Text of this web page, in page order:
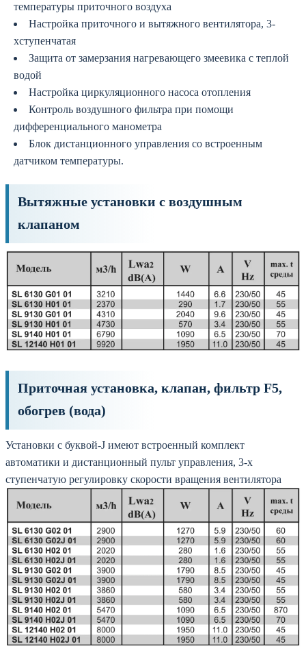
температуры приточного воздуха
Настройка приточного и вытяжного вентилятора, 3-
хступенчатая
Защита от замерзания нагревающего змеевика с теплой
водой
Настройка циркуляционного насоса отопления
Контроль воздушного фильтра при помощи
дифференциального манометра
Блок дистанционного управления со встроенным
датчиком температуры.
Вытяжные установки с воздушным
клапаном
Приточная установка, клапан, фильтр F5,
обогрев (вода)
Установки с буквой-J имеют встроенный комплект
автоматики и дистанционный пульт управления, 3-х
ступенчатую регулировку скорости вращения вентилятора